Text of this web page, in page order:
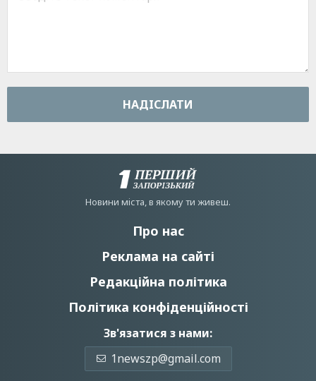
НАДIСЛАТИ
Новини мiста, в якому ти живеш.
Про нас
Реклама на сайті
Редакційна політика
Політика конфіденційності
Зв'язатися з нами:
1newszp@gmail.com